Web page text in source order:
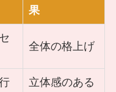
果
全体の格上げ
立体感のある